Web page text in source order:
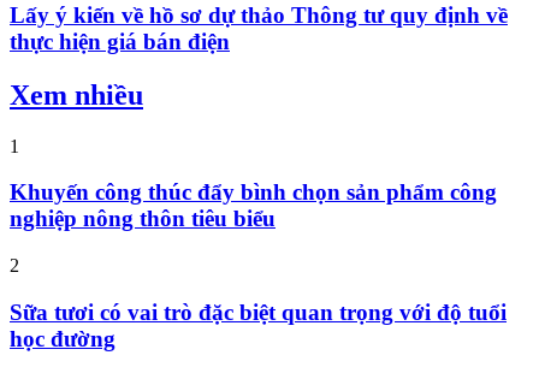
Lấy ý kiến về hồ sơ dự thảo Thông tư quy định về
thực hiện giá bán điện
Xem nhiều
1
Khuyến công thúc đẩy bình chọn sản phẩm công
nghiệp nông thôn tiêu biểu
2
Sữa tươi có vai trò đặc biệt quan trọng với độ tuổi
học đường